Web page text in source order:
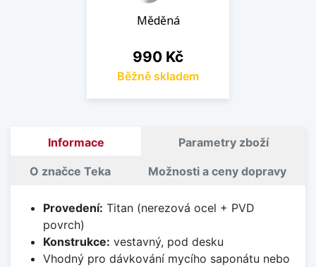
Měděná
Cena
990 Kč
Běžně skladem
Informace Parametry zboží
O značce Teka Možnosti a ceny dopravy
Provedení: Titan (nerezová ocel + PVD
povrch)
Konstrukce: vestavný, pod desku
Vhodný pro dávkování mycího saponátu nebo